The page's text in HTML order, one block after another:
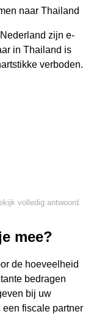
naar Thailand
zijn e-
in Thailand is
verboden.
volledig antwoord
mee?
de hoeveelheid
bedragen
bij uw
fiscale partner